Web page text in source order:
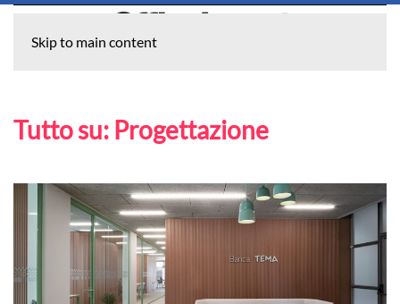
Skip to main content
Tutto su: Progettazione